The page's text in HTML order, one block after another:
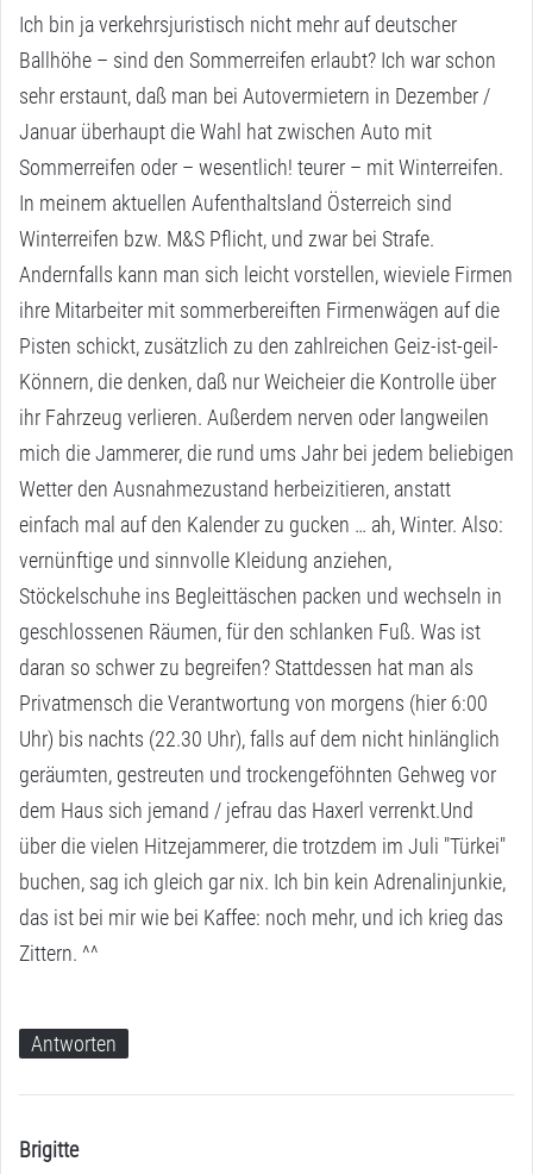
g
t
:
Ich bin ja verkehrsjuristisch nicht mehr auf deutscher
Ballhöhe – sind den Sommerreifen erlaubt? Ich war schon
sehr erstaunt, daß man bei Autovermietern in Dezember /
Januar überhaupt die Wahl hat zwischen Auto mit
Sommerreifen oder – wesentlich! teurer – mit Winterreifen.
In meinem aktuellen Aufenthaltsland Österreich sind
Winterreifen bzw. M&S Pflicht, und zwar bei Strafe.
Andernfalls kann man sich leicht vorstellen, wieviele Firmen
ihre Mitarbeiter mit sommerbereiften Firmenwägen auf die
Pisten schickt, zusätzlich zu den zahlreichen Geiz-ist-geil-
Könnern, die denken, daß nur Weicheier die Kontrolle über
ihr Fahrzeug verlieren. Außerdem nerven oder langweilen
mich die Jammerer, die rund ums Jahr bei jedem beliebigen
Wetter den Ausnahmezustand herbeizitieren, anstatt
einfach mal auf den Kalender zu gucken … ah, Winter. Also:
vernünftige und sinnvolle Kleidung anziehen,
Stöckelschuhe ins Begleittäschen packen und wechseln in
geschlossenen Räumen, für den schlanken Fuß. Was ist
daran so schwer zu begreifen? Stattdessen hat man als
Privatmensch die Verantwortung von morgens (hier 6:00
Uhr) bis nachts (22.30 Uhr), falls auf dem nicht hinlänglich
geräumten, gestreuten und trockengeföhnten Gehweg vor
dem Haus sich jemand / jefrau das Haxerl verrenkt.Und
über die vielen Hitzejammerer, die trotzdem im Juli "Türkei"
buchen, sag ich gleich gar nix. Ich bin kein Adrenalinjunkie,
das ist bei mir wie bei Kaffee: noch mehr, und ich krieg das
Zittern. ^^
Antworten
Brigittes